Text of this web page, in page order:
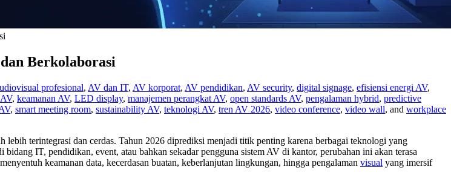
Berkolaborasi
profesional, AV dan IT, AV korporat, AV pendidikan, AV security, digital signage, efisiensi energi AV,
, keamanan AV, LED display, manajemen perangkat AV, open standards AV, pengalaman hybrid, predictive
, smart meeting room, sustainability AV, teknologi AV, tren AV 2026, video conference, video wall, and workplace
lebih terintegrasi dan cerdas. Tahun 2026 diprediksi menjadi titik penting karena berbagai teknologi yang
IT, pendidikan, event, atau bahkan sekadar pengguna sistem AV di kantor, perubahan ini akan terasa
keamanan data, kecerdasan buatan, keberlanjutan lingkungan, hingga pengalaman visual yang imersif